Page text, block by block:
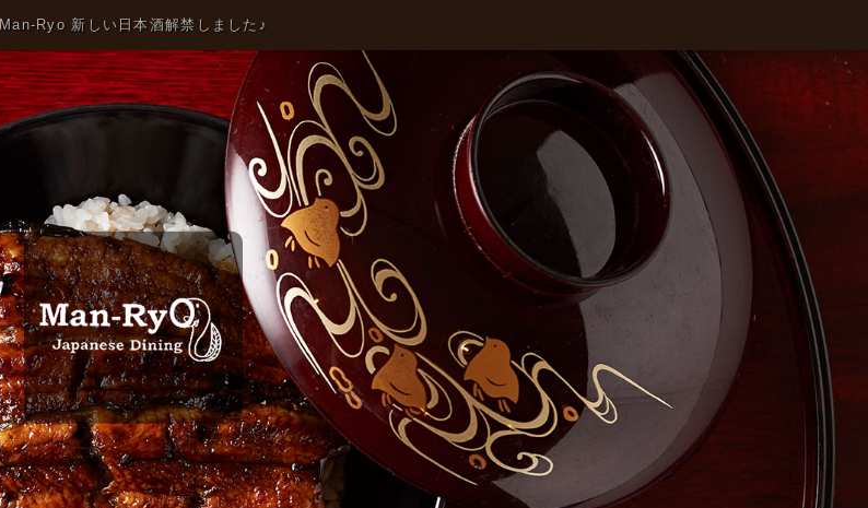
Man-Ryo 新しい日本酒解禁しました♪